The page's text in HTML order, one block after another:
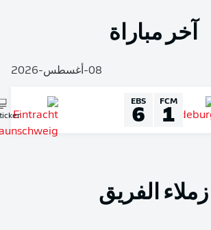
آخر مباراة
FCM
1
EBS
6
Liveticker
زملاء الفريق